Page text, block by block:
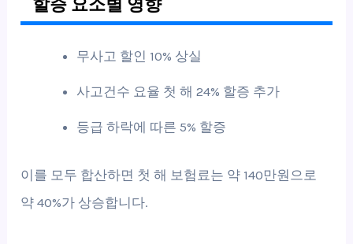
할증 요소별 영향
무사고 할인 10% 상실
사고건수 요율 첫 해 24% 할증 추가
등급 하락에 따른 5% 할증
이를 모두 합산하면 첫 해 보험료는 약 140만원으로
약 40%가 상승합니다.